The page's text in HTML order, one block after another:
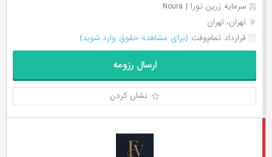
سرمایه زرین نورا | Noura
تهران، تهران
قرارداد تمام‌وقت (برای مشاهده حقوق وارد شوید)
ارسال رزومه
نشان کردن